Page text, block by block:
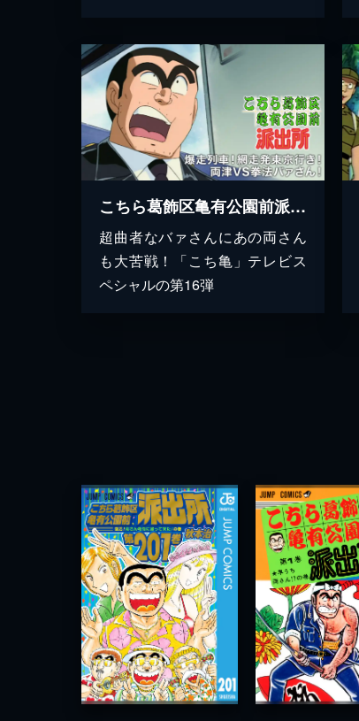
こちら葛飾区亀有公園前派出所 爆走列車！網走発東京行き！両津VS拳法バァさん！
超曲者なバァさんにあの両さん
も大苦戦！「こち亀」テレビス
ペシャルの第16弾